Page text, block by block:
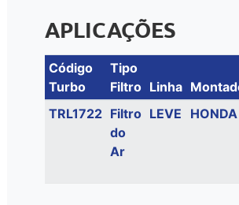
APLICAÇÕES
Código
Turbo
Tipo
Filtro Linha
TRL1722 Filtro
do
Ar
LEVE HONDA